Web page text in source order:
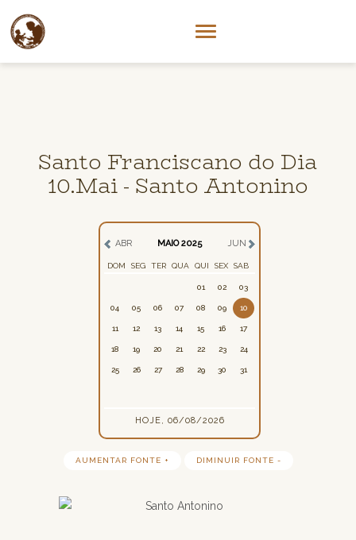
Santo Franciscano do Dia
10.Mai - Santo Antonino
ABR MAIO 2025 JUN
DOM SEG TER QUA QUI SEX SAB
01 02 03
04 05 06 07 08 09 10
11 12 13 14 15 16 17
18 19 20 21 22 23 24
25 26 27 28 29 30 31
HOJE, 06/08/2026
AUMENTAR FONTE + DIMINUIR FONTE -